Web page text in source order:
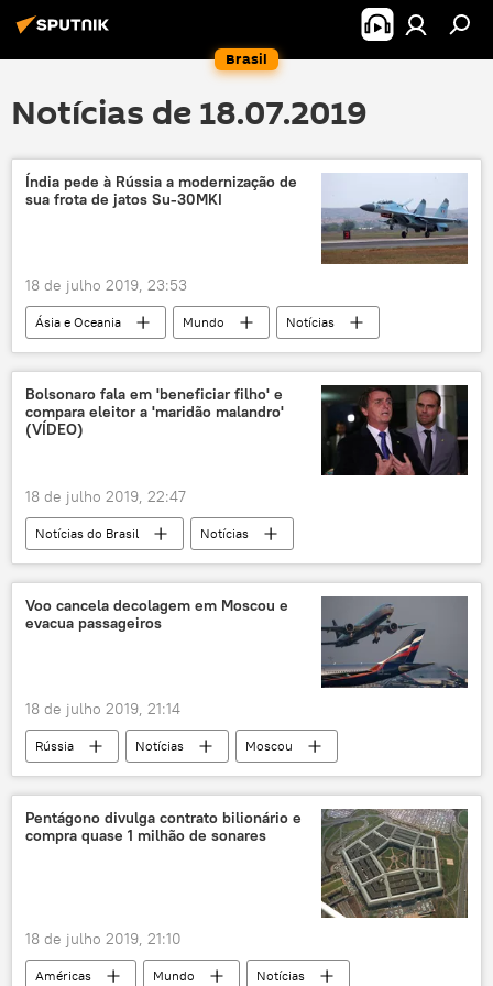
Brasil
Notícias de 18.07.2019
Índia pede à Rússia a modernização de
sua frota de jatos Su-30MKI
18 de julho 2019, 23:53
Ásia e Oceania Mundo
Notícias
Su-30MKI
Índia Rússia
Bolsonaro fala em 'beneficiar filho' e
compara eleitor a 'maridão malandro'
(VÍDEO)
18 de julho 2019, 22:47
Notícias do Brasil
Notícias
Jair Bolsonaro
Eduardo Bolsonaro
Voo cancela decolagem em Moscou e
evacua passageiros
18 de julho 2019, 21:14
Rússia Notícias Moscou
Pentágono divulga contrato bilionário e
compra quase 1 milhão de sonares
18 de julho 2019, 21:10
Américas Mundo
Notícias